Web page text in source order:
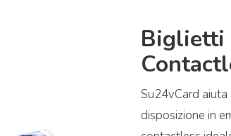
Biglietti
Su24vCard
disposizione in